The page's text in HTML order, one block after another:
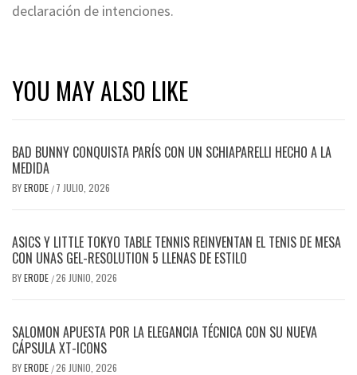
declaración de intenciones.
YOU MAY ALSO LIKE
BAD BUNNY CONQUISTA PARÍS CON UN SCHIAPARELLI HECHO A LA
MEDIDA
BYERODE / 7 JULIO, 2026
ASICS Y LITTLE TOKYO TABLE TENNIS REINVENTAN EL TENIS DE MESA
CON UNAS GEL-RESOLUTION 5 LLENAS DE ESTILO
BYERODE /26 JUNIO, 2026
SALOMON APUESTA POR LA ELEGANCIA TÉCNICA CON SU NUEVA
CÁPSULA XT-ICONS
BYERODE /26 JUNIO, 2026